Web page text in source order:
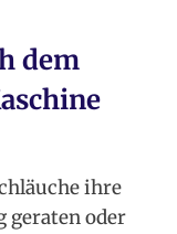
dem
ihre
geraten oder